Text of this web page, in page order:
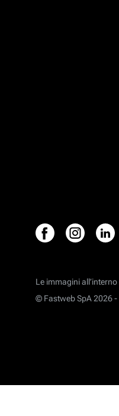
Le immagini
© Fastweb SpA 2026 -